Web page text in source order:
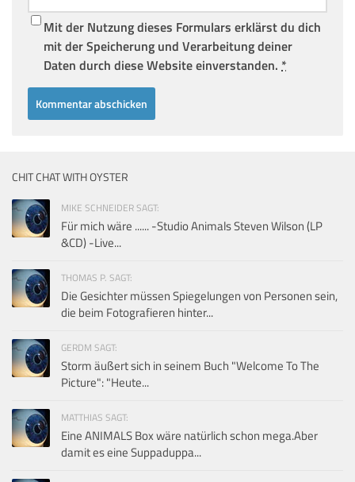
Mit der Nutzung dieses Formulars erklärst du dich
mit der Speicherung und Verarbeitung deiner
Daten durch diese Website einverstanden. *
CHIT CHAT WITH OYSTER
MIKE SCHNEIDER SAGT:
Für mich wäre ...... -Studio Animals Steven Wilson (LP
&CD) -Live...
THOMAS P. SAGT:
Die Gesichter müssen Spiegelungen von Personen sein,
die beim Fotografieren hinter...
GERDM SAGT:
Storm äußert sich in seinem Buch "Welcome To The
Picture": "Heute...
MATTHIAS SAGT:
Eine ANIMALS Box wäre natürlich schon mega.Aber
damit es eine Suppaduppa...